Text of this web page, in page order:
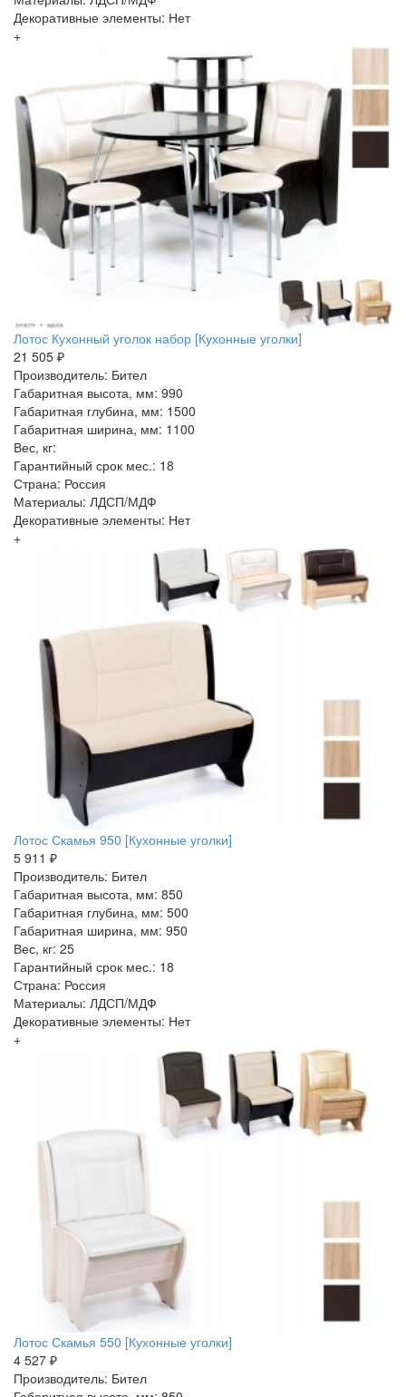
Декоративные элементы: Нет
+
Лотос Кухонный уголок набор [Кухонные уголки]
21 505 ₽
Производитель: Бител
Габаритная высота, мм: 990
Габаритная глубина, мм: 1500
Габаритная ширина, мм: 1100
Вес, кг:
Гарантийный срок мес.: 18
Страна: Россия
Материалы: ЛДСП/МДФ
Декоративные элементы: Нет
+
Лотос Скамья 950 [Кухонные уголки]
5 911 ₽
Производитель: Бител
Габаритная высота, мм: 850
Габаритная глубина, мм: 500
Габаритная ширина, мм: 950
Вес, кг: 25
Гарантийный срок мес.: 18
Страна: Россия
Материалы: ЛДСП/МДФ
Декоративные элементы: Нет
+
Лотос Скамья 550 [Кухонные уголки]
4 527 ₽
Производитель: Бител